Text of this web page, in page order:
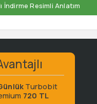
İndirme Resimli Anlatım
Turbobit
720 TL